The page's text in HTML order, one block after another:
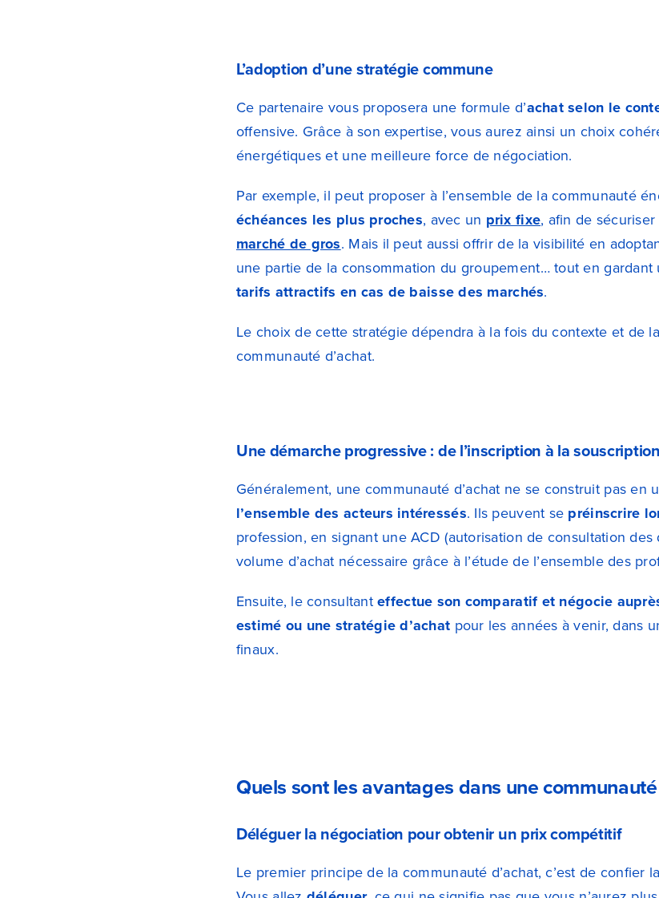
L’adoption d’une stratégie commune
Ce partenaire vous proposera une formule d’achat selon le
offensive. Grâce à son expertise, vous aurez ainsi un choix
énergétiques et une meilleure force de négociation.
Par exemple, il peut proposer à l’ensemble de la communauté
échéances les plus proches, avec un prix fixe, afin de
marché de gros. Mais il peut aussi offrir de la visibilité en
une partie de la consommation du groupement… tout en
tarifs attractifs en cas de baisse des marchés.
Le choix de cette stratégie dépendra à la fois du contexte et de
communauté d’achat.
Une démarche progressive : de l’inscription à la souscription
Généralement, une communauté d’achat ne se construit pas en
l’ensemble des acteurs intéressés. Ils peuvent se préinscrire
profession, en signant une ACD (autorisation de consultation
volume d’achat nécessaire grâce à l’étude de l’ensemble des
Ensuite, le consultanteffectue son comparatif et négocie
estimé ou une stratégie d’achat pour les années à venir, dans
finaux.
Quels sont les avantages dans une
Déléguer la négociation pour obtenir un prix compétitif
Le premier principe de la communauté d’achat, c’est de confier